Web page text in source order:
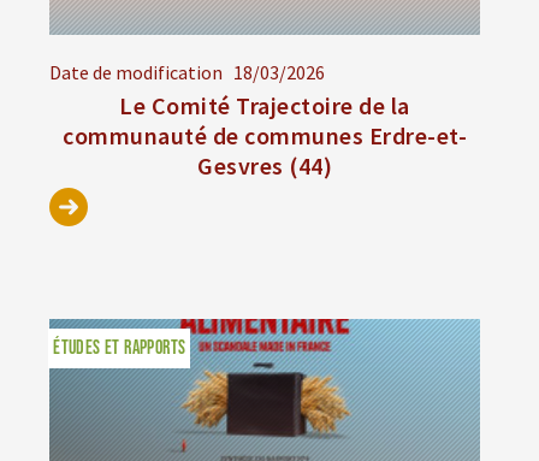
Date de modification 18/03/2026
Le Comité Trajectoire de la
communauté de communes Erdre-et-
Gesvres (44)
ÉTUDES ET RAPPORTS